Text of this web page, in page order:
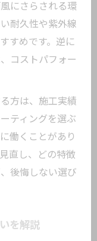
にさらされる環
耐久性や紫外線
すめです。逆に
コストパフォー
方は、施工実績
ティングを選ぶ
働くことがあり
直し、どの特徴
後悔しない選び
を解説